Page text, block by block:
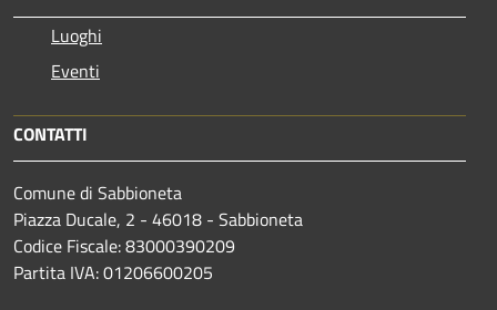
Luoghi
Eventi
CONTATTI
Comune di Sabbioneta
Piazza Ducale, 2 - 46018 - Sabbioneta
Codice Fiscale: 83000390209
Partita IVA: 01206600205